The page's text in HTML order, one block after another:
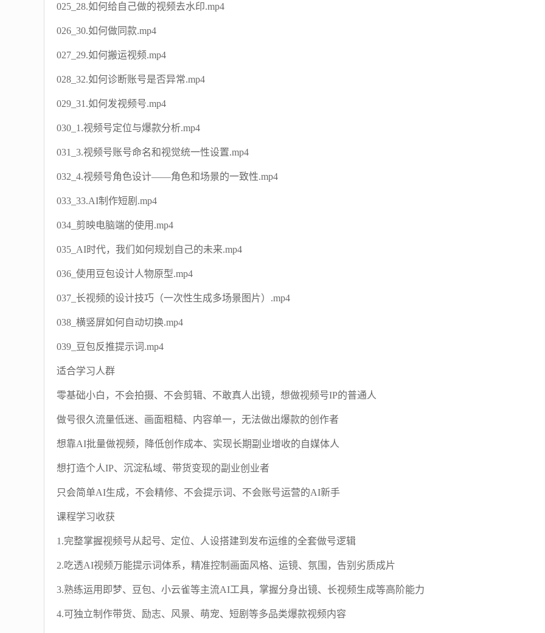
025_28.如何给自己做的视频去水印.mp4
026_30.如何做同款.mp4
027_29.如何搬运视频.mp4
028_32.如何诊断账号是否异常.mp4
029_31.如何发视频号.mp4
030_1.视频号定位与爆款分析.mp4
031_3.视频号账号命名和视觉统一性设置.mp4
032_4.视频号角色设计——角色和场景的一致性.mp4
033_33.AI制作短剧.mp4
034_剪映电脑端的使用.mp4
035_AI时代，我们如何规划自己的未来.mp4
036_使用豆包设计人物原型.mp4
037_长视频的设计技巧（一次性生成多场景图片）.mp4
038_横竖屏如何自动切换.mp4
039_豆包反推提示词.mp4
适合学习人群
零基础小白，不会拍摄、不会剪辑、不敢真人出镜，想做视频号IP的普通人
做号很久流量低迷、画面粗糙、内容单一，无法做出爆款的创作者
想靠AI批量做视频，降低创作成本、实现长期副业增收的自媒体人
想打造个人IP、沉淀私域、带货变现的副业创业者
只会简单AI生成，不会精修、不会提示词、不会账号运营的AI新手
课程学习收获
1.完整掌握视频号从起号、定位、人设搭建到发布运维的全套做号逻辑
2.吃透AI视频万能提示词体系，精准控制画面风格、运镜、氛围，告别劣质成片
3.熟练运用即梦、豆包、小云雀等主流AI工具，掌握分身出镜、长视频生成等高阶能力
4.可独立制作带货、励志、风景、萌宠、短剧等多品类爆款视频内容